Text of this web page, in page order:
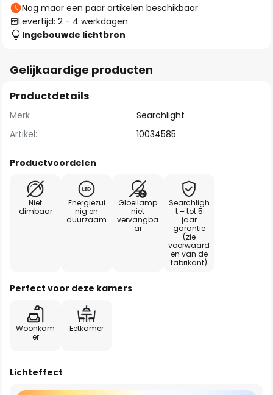
Nog maar een paar artikelen beschikbaar
Levertijd: 2 - 4 werkdagen
Ingebouwde lichtbron
Gelijkaardige producten
Productdetails
Merk
Searchlight
Artikel:
10034585
Productvoordelen
Niet
dimbaar
Energiezui
nig en
duurzaam
Gloeilamp
niet
vervangba
ar
Searchligh
t – tot 5
jaar
garantie
(zie
voorwaard
en van de
fabrikant)
Perfect voor deze kamers
Woonkam
er
Eetkamer
Lichteffect